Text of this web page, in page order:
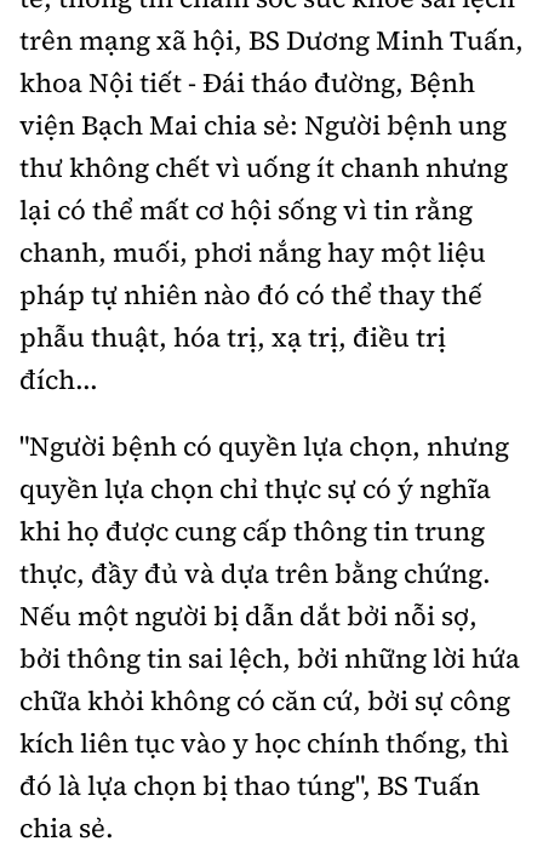
trên mạng xã hội, BS Dương Minh Tuấn,
khoa Nội tiết - Đái tháo đường, Bệnh
viện Bạch Mai chia sẻ: Người bệnh ung
thư không chết vì uống ít chanh nhưng
lại có thể mất cơ hội sống vì tin rằng
chanh, muối, phơi nắng hay một liệu
pháp tự nhiên nào đó có thể thay thế
phẫu thuật, hóa trị, xạ trị, điều trị
đích...
"Người bệnh có quyền lựa chọn, nhưng
quyền lựa chọn chỉ thực sự có ý nghĩa
khi họ được cung cấp thông tin trung
thực, đầy đủ và dựa trên bằng chứng.
Nếu một người bị dẫn dắt bởi nỗi sợ,
bởi thông tin sai lệch, bởi những lời hứa
chữa khỏi không có căn cứ, bởi sự công
kích liên tục vào y học chính thống, thì
đó là lựa chọn bị thao túng", BS Tuấn
chia sẻ.